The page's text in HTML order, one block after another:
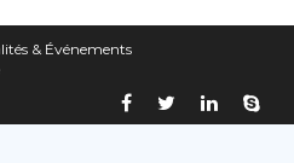
& Événements